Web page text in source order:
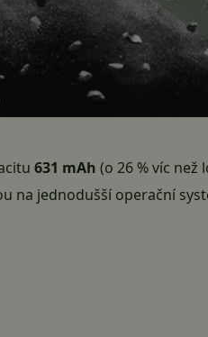
631 mAh (o 26 % víc než
na jednodušší operační